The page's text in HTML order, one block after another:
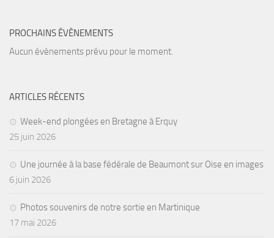
PROCHAINS ÉVÈNEMENTS
Aucun évènements prévu pour le moment.
ARTICLES RÉCENTS
Week-end plongées en Bretagne à Erquy
25 juin 2026
Une journée à la base fédérale de Beaumont sur Oise en images
6 juin 2026
Photos souvenirs de notre sortie en Martinique
17 mai 2026